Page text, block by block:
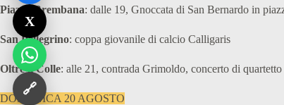
Piazza Brembana: dalle 19, Gnoccata di San Bernardo in
San Pellegrino: coppa giovanile di calcio Calligaris
Oltre il Colle: alle 21, contrada Grimoldo, concerto di quartetto
DOMENICA 20 AGOSTO
X
🔗